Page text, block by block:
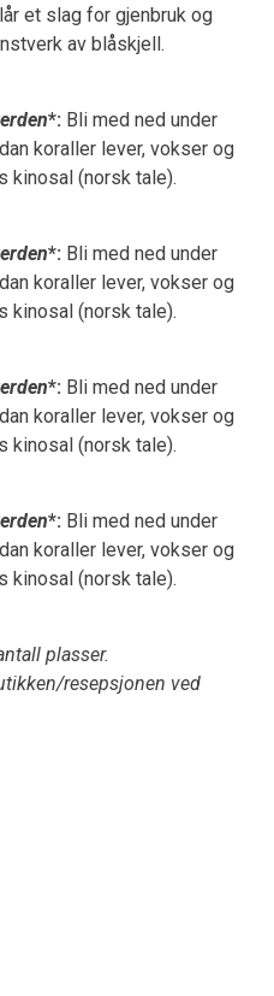
et slag for gjenbruk og
av blåskjell.
*: Bli med ned under
koraller lever, vokser og
kinosal (norsk tale).
*: Bli med ned under
koraller lever, vokser og
kinosal (norsk tale).
*: Bli med ned under
koraller lever, vokser og
kinosal (norsk tale).
*: Bli med ned under
koraller lever, vokser og
kinosal (norsk tale).
plasser.
resepsjonen ved